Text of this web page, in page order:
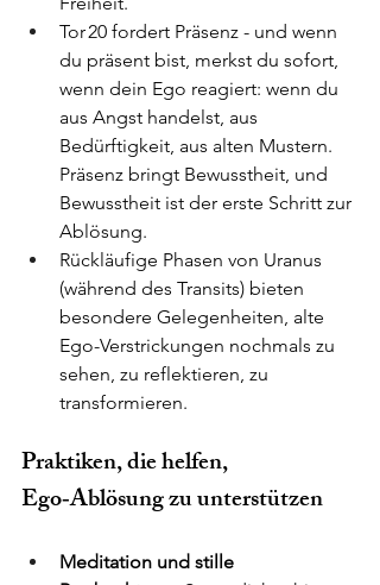
Tor 20 fordert Präsenz - und wenn
du präsent bist, merkst du sofort,
wenn dein Ego reagiert: wenn du
aus Angst handelst, aus
Bedürftigkeit, aus alten Mustern.
Präsenz bringt Bewusstheit, und
Bewusstheit ist der erste Schritt zur
Ablösung.
Rückläufige Phasen von Uranus
(während des Transits) bieten
besondere Gelegenheiten, alte
Ego-Verstrickungen nochmals zu
sehen, zu reflektieren, zu
transformieren.
Praktiken, die helfen,
Ego‑Ablösung zu unterstützen
Meditation und stille